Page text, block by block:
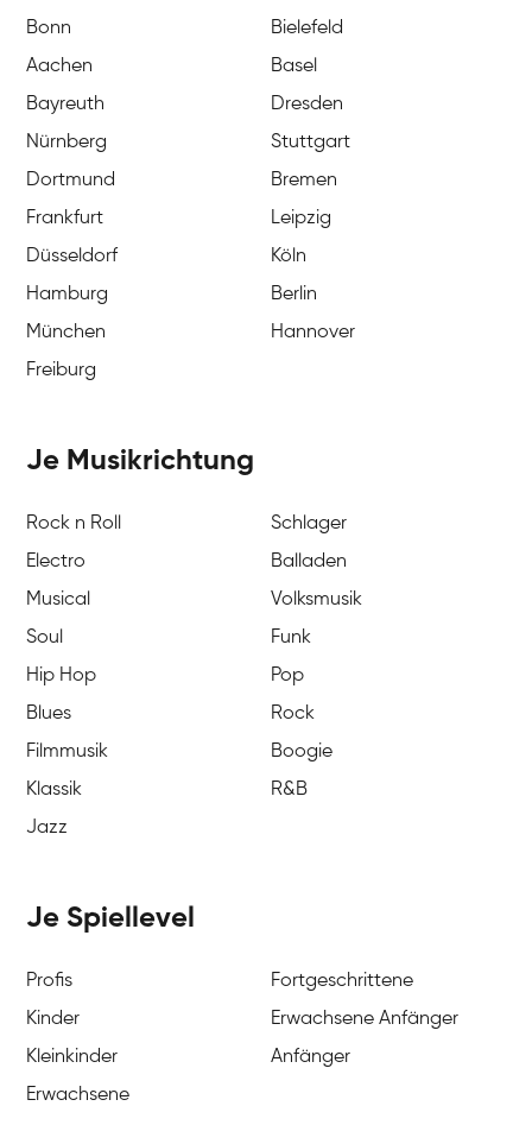
Bonn
Bielefeld
Aachen
Basel
Bayreuth
Dresden
Nürnberg
Stuttgart
Dortmund
Bremen
Frankfurt
Leipzig
Düsseldorf
Köln
Hamburg
Berlin
München
Hannover
Freiburg
Je Musikrichtung
Rock n Roll
Schlager
Electro
Balladen
Musical
Volksmusik
Soul
Funk
Hip Hop
Pop
Blues
Rock
Filmmusik
Boogie
Klassik
R&B
Jazz
Je Spiellevel
Profis
Fortgeschrittene
Kinder
Erwachsene Anfänger
Kleinkinder
Anfänger
Erwachsene